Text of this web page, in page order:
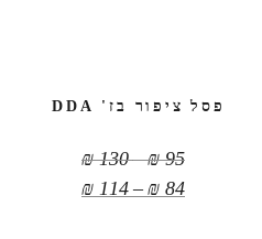
פסל ציפור בז' DDA
₪95
–
₪130
₪ 84
–
₪ 114